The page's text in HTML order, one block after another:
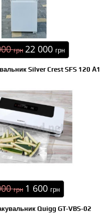
грн 22 000 грн
Silver Crest SFS 120 А1
грн 1 600 грн
Quigg GT-VBS-02